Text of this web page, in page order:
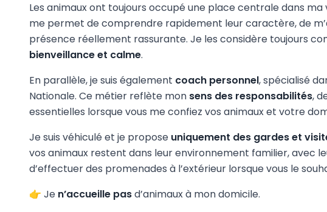
Les animaux ont toujours occupé une place centrale dans ma
me permet de comprendre rapidement leur caractère, de
présence réellement rassurante. Je les considère toujours
bienveillance et calme.
En parallèle, je suis également coach personnel, spécialisé
Nationale. Ce métier reflète mon sens des responsabilités,
essentielles lorsque vous me confiez vos animaux et votre
Je suis véhiculé et je propose uniquement des gardes et
vos animaux restent dans leur environnement familier, avec
d’effectuer des promenades à l’extérieur lorsque vous le
👉 Je n’accueille pasd’animaux à mon domicile.